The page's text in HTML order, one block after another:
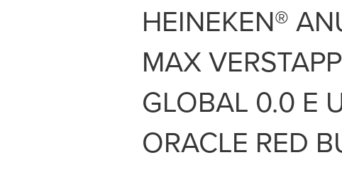
HEINEKEN®
MAX
GLOBAL 0.0 E
ORACLE RED